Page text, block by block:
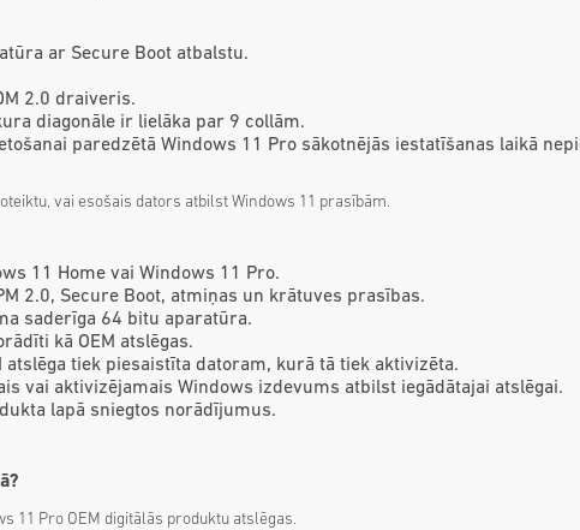
ar Secure Boot atbalstu.
2.0 draiveris.
diagonāle ir lielāka par 9 collām.
paredzētā Windows 11 Pro sākotnējās iestatīšanas laikā
vai esošais dators atbilst Windows 11 prasībām.
11 Home vai Windows 11 Pro.
2.0, Secure Boot, atmiņas un krātuves prasības.
saderīga 64 bitu aparatūra.
kā OEM atslēgas.
atslēga tiek piesaistīta datoram, kurā tā tiek aktivizēta.
vai aktivizējamais Windows izdevums atbilst iegādātajai atslēgai.
lapā sniegtos norādījumus.
11 Pro OEM digitālās produktu atslēgas.